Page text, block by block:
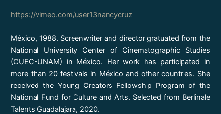
https://vimeo.com/user13nancycruz
México, 1988. Screenwriter and director gratuated from the
National University Center of Cinematographic Studies
(CUEC-UNAM) in México. Her work has participated in
more than 20 festivals in México and other countries. She
received the Young Creators Fellowship Program of the
National Fund for Culture and Arts. Selected from Berlinale
Talents Guadalajara, 2020.